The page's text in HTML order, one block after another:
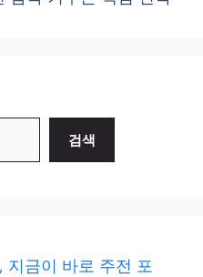
검색
금이 바로 주전 포